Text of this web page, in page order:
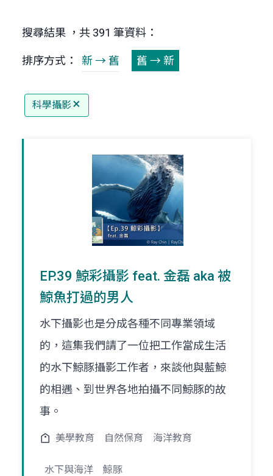
搜尋結果 ，共 391 筆資料：
排序方式： 新 → 舊 舊 → 新
科學攝影
EP.39 鯨彩攝影 feat. 金磊 aka 被
鯨魚打過的男人
水下攝影也是分成各種不同專業領域
的，這集我們請了一位把工作當成生活
的水下鯨豚攝影工作者，來談他與藍鯨
的相遇、到世界各地拍攝不同鯨豚的故
事。
美學教育 自然保育 海洋教育
水下與海洋 鯨豚